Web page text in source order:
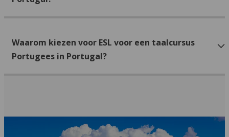
Waarom kiezen voor ESL voor een taalcursus
Portugees in Portugal?